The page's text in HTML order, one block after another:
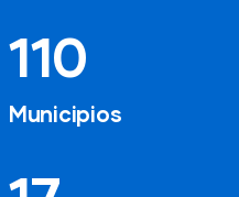
154
Municipios